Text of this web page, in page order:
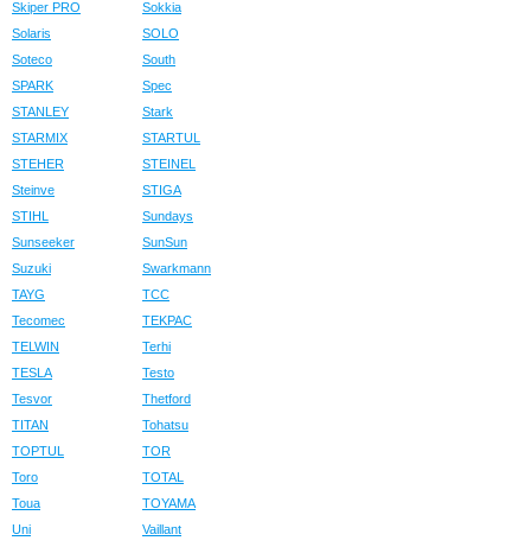
Skiper PRO
Sokkia
Solaris
SOLO
Soteco
South
SPARK
Spec
STANLEY
Stark
STARMIX
STARTUL
STEHER
STEINEL
Steinve
STIGA
STIHL
Sundays
Sunseeker
SunSun
Suzuki
Swarkmann
TAYG
TCC
Tecomec
TEKPAC
TELWIN
Terhi
TESLA
Testo
Tesvor
Thetford
TITAN
Tohatsu
TOPTUL
TOR
Toro
TOTAL
Toua
TOYAMA
Uni
Vaillant